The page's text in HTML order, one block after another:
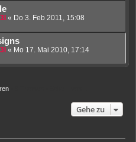
« Do 3. Feb 2011, 15:08
« Mo 17. Mai 2010, 17:14
Gehe zu